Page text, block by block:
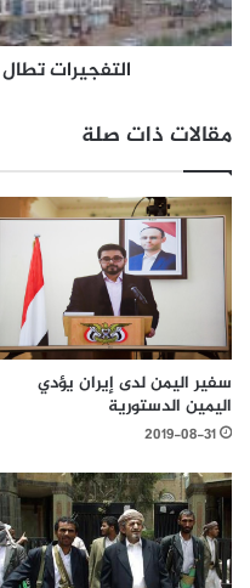
التفجيرات
مقالات ذات صلة
سفير اليمن لدى إيران يؤدي
اليمين الدستورية
2019-08-31